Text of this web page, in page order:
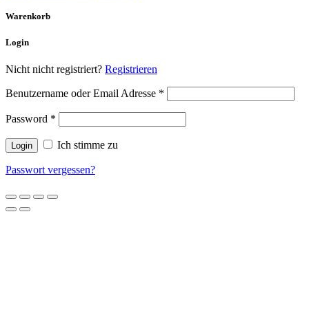
Warenkorb
Login
Nicht nicht registriert? Registrieren
Benutzername oder Email Adresse *
Password *
Ich stimme zu
Passwort vergessen?